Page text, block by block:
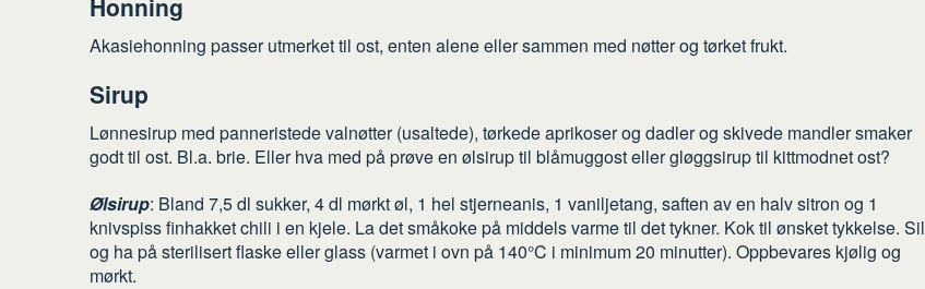
Honning
Akasiehonning passer utmerket til ost, enten alene eller sammen med nøtter og tørket frukt.
Sirup
Lønnesirup med panneristede valnøtter (usaltede), tørkede aprikoser og dadler og skivede mandler smaker
godt til ost. Bl.a. brie. Eller hva med på prøve en ølsirup til blåmuggost eller gløggsirup til kittmodnet ost?
Ølsirup: Bland 7,5 dl sukker, 4 dl mørkt øl, 1 hel stjerneanis, 1 vaniljetang, saften av en halv sitron og 1
knivspiss finhakket chili i en kjele. La det småkoke på middels varme til det tykner. Kok til ønsket tykkelse. Sil
og ha på sterilisert flaske eller glass (varmet i ovn på 140°C i minimum 20 minutter). Oppbevares kjølig og
mørkt.